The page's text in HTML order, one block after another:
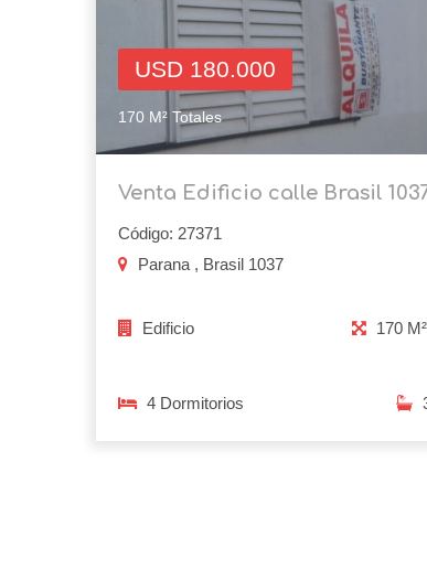
USD 180.000
170 M² Totales
Venta Edificio calle Brasil
Código: 27371
Parana , Brasil 1037
Edificio 170
4 Dormitorios